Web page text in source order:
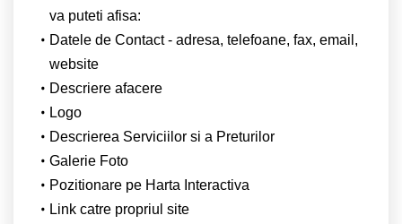
va puteti afisa:
Datele de Contact - adresa, telefoane, fax, email,
website
Descriere afacere
Logo
Descrierea Serviciilor si a Preturilor
Galerie Foto
Pozitionare pe Harta Interactiva
Link catre propriul site